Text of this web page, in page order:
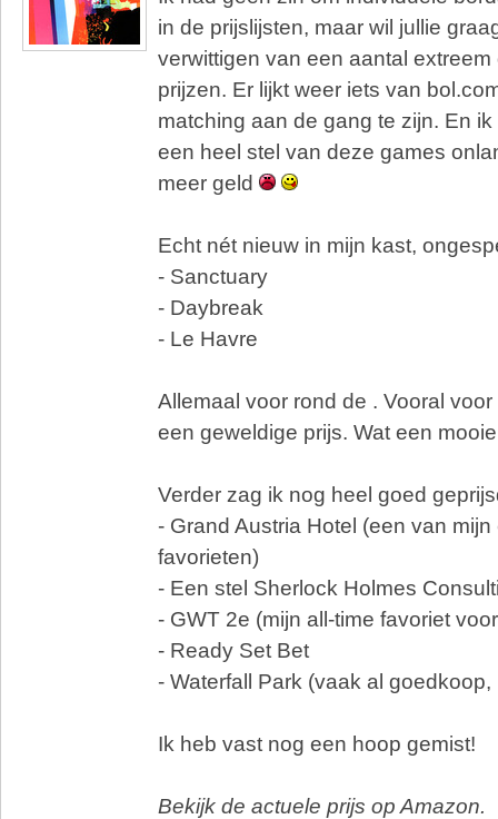
in de prijslijsten, maar wil jullie
verwittigen van een aantal
prijzen. Er lijkt weer iets van
matching aan de gang te zijn. En
een heel stel van deze games
meer geld
Echt nét nieuw in mijn kast,
- Sanctuary
- Daybreak
- Le Havre
Allemaal voor rond de . Vooral
een geweldige prijs. Wat een
Verder zag ik nog heel goed
- Grand Austria Hotel (een van
favorieten)
- Een stel Sherlock Holmes
- GWT 2e (mijn all-time favoriet
- Ready Set Bet
- Waterfall Park (vaak al
Ik heb vast nog een hoop gemist!
Bekijk de actuele prijs op Amazon.